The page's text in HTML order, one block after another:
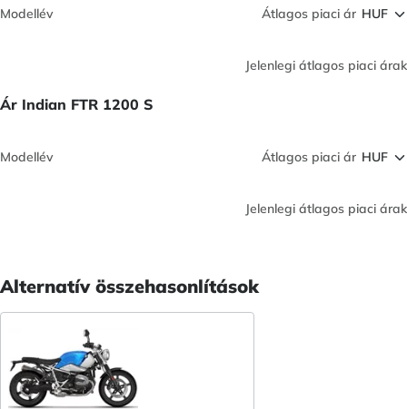
Modellév Átlagos piaci ár
Jelenlegi átlagos piaci árak
Ár Indian FTR 1200 S
Modellév Átlagos piaci ár
Jelenlegi átlagos piaci árak
Alternatív összehasonlítások